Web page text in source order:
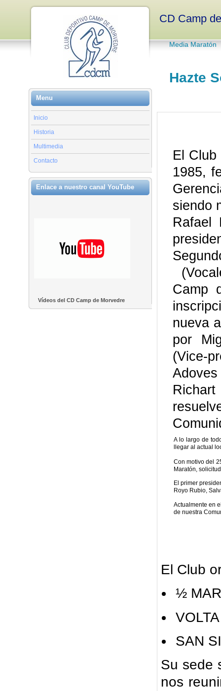
Menu
Inicio
Historia
Multimedia
Contacto
Enlace a nuestro canal YouTube
Vídeos del CD Camp de Morvedre
CD Camp
Media Maratón
Hazte
El Club
1985,
siendo
Rafael
Camp
nueva
por
(Vice-
A lo largo de
llegar al actual
Con motivo del
Maratón,
El primer
Royo Rubio,
Actualmente en
de nuestra
El Club
½
SAN
Su sede
nos